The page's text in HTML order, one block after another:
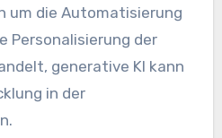
um die Automatisierung
Personalisierung der
generative KI kann
in der